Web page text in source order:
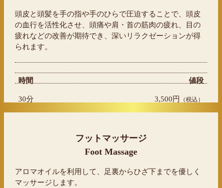
頭皮と頭髪を手の指や手のひらで圧迫することで、頭皮
の血行を活性化させ、頭痛や肩・首の筋肉の疲れ、目の
疲れなどの改善が期待でき、深いリラクゼーションが得
られます。
時間 値段
30分 3,500円 （税込）
フットマッサージ
Foot Massage
アロマオイルを利用して、足裏からひざ下までを優しく
マッサージします。